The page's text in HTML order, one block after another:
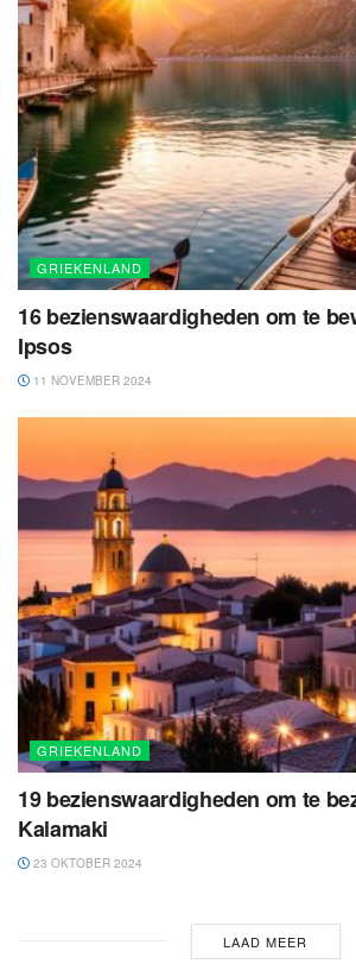
GRIEKENLAND
16 bezienswaardigheden om te
Ipsos
11 NOVEMBER 2024
GRIEKENLAND
19 bezienswaardigheden om te
Kalamaki
23 OKTOBER 2024
LAAD MEER